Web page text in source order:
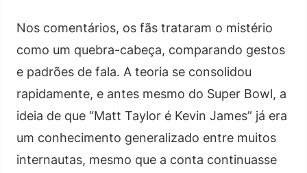
Nos comentários, os fãs trataram o mistério
como um quebra-cabeça, comparando gestos
e padrões de fala. A teoria se consolidou
rapidamente, e antes mesmo do Super Bowl, a
ideia de que “Matt Taylor é Kevin James” já era
um conhecimento generalizado entre muitos
internautas, mesmo que a conta continuasse